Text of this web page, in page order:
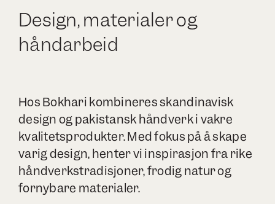
Design, materialer og
håndarbeid
Hos Bokhari kombineres skandinavisk
design og pakistansk håndverk i vakre
kvalitetsprodukter. Med fokus på å skape
varig design, henter vi inspirasjon fra rike
håndverkstradisjoner, frodig natur og
fornybare materialer.